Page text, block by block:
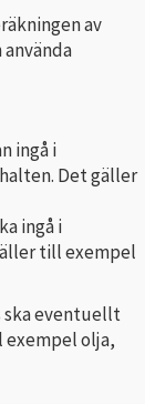
av
ingå i
Det gäller
ingå i
till exempel
ska eventuellt
exempel olja,